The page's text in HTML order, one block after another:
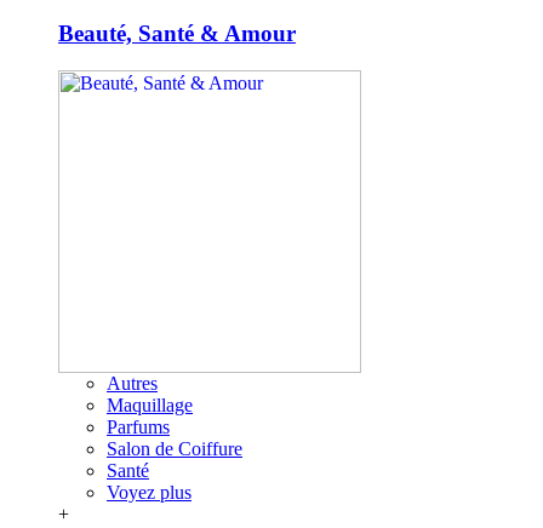
Beauté, Santé & Amour
Autres
Maquillage
Parfums
Salon de Coiffure
Santé
Voyez plus
+